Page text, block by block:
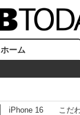
ホーム
iPhone 16 こだ